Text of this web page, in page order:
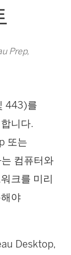
Prep,
443)를
니다.
또는
컴퓨터와
크를 미리
야
Desktop,